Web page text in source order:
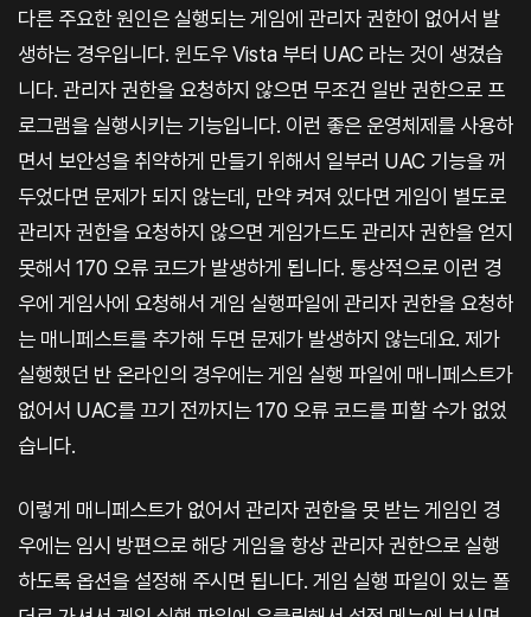
다른 주요한 원인은 실행되는 게임에 관리자 권한이 없어서 발
생하는 경우입니다. 윈도우 Vista 부터 UAC 라는 것이 생겼습
니다. 관리자 권한을 요청하지 않으면 무조건 일반 권한으로 프
로그램을 실행시키는 기능입니다. 이런 좋은 운영체제를 사용하
면서 보안성을 취약하게 만들기 위해서 일부러 UAC 기능을 꺼
두었다면 문제가 되지 않는데, 만약 켜져 있다면 게임이 별도로
관리자 권한을 요청하지 않으면 게임가드도 관리자 권한을 얻지
못해서 170 오류 코드가 발생하게 됩니다. 통상적으로 이런 경
우에 게임사에 요청해서 게임 실행파일에 관리자 권한을 요청하
는 매니페스트를 추가해 두면 문제가 발생하지 않는데요. 제가
실행했던 반 온라인의 경우에는 게임 실행 파일에 매니페스트가
없어서 UAC를 끄기 전까지는 170 오류 코드를 피할 수가 없었
습니다.
이렇게 매니페스트가 없어서 관리자 권한을 못 받는 게임인 경
우에는 임시 방편으로 해당 게임을 항상 관리자 권한으로 실행
하도록 옵션을 설정해 주시면 됩니다. 게임 실행 파일이 있는 폴